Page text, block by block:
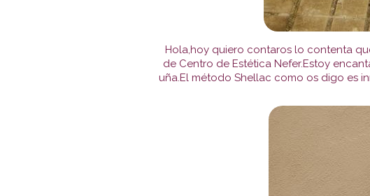
Hola,hoy quiero contaros lo contenta
de Centro de Estética Nefer.Estoy
uña.El método Shellac como os digo es